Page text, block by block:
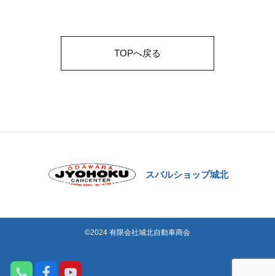
TOPへ戻る
スバルショップ城北
©2024 有限会社城北自動車商会